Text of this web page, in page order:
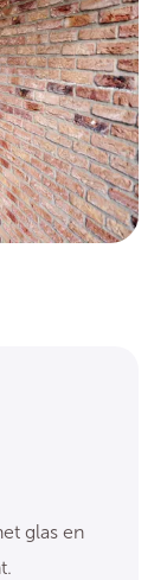
glas en